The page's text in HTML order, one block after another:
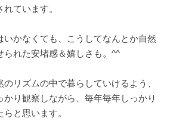
ています。
いかなくても、こうしてなんとか自然
られた安堵感＆嬉しさも。^^
リズムの中で暮らしていけるよう、
かり観察しながら、毎年毎年しっかり
と思います。